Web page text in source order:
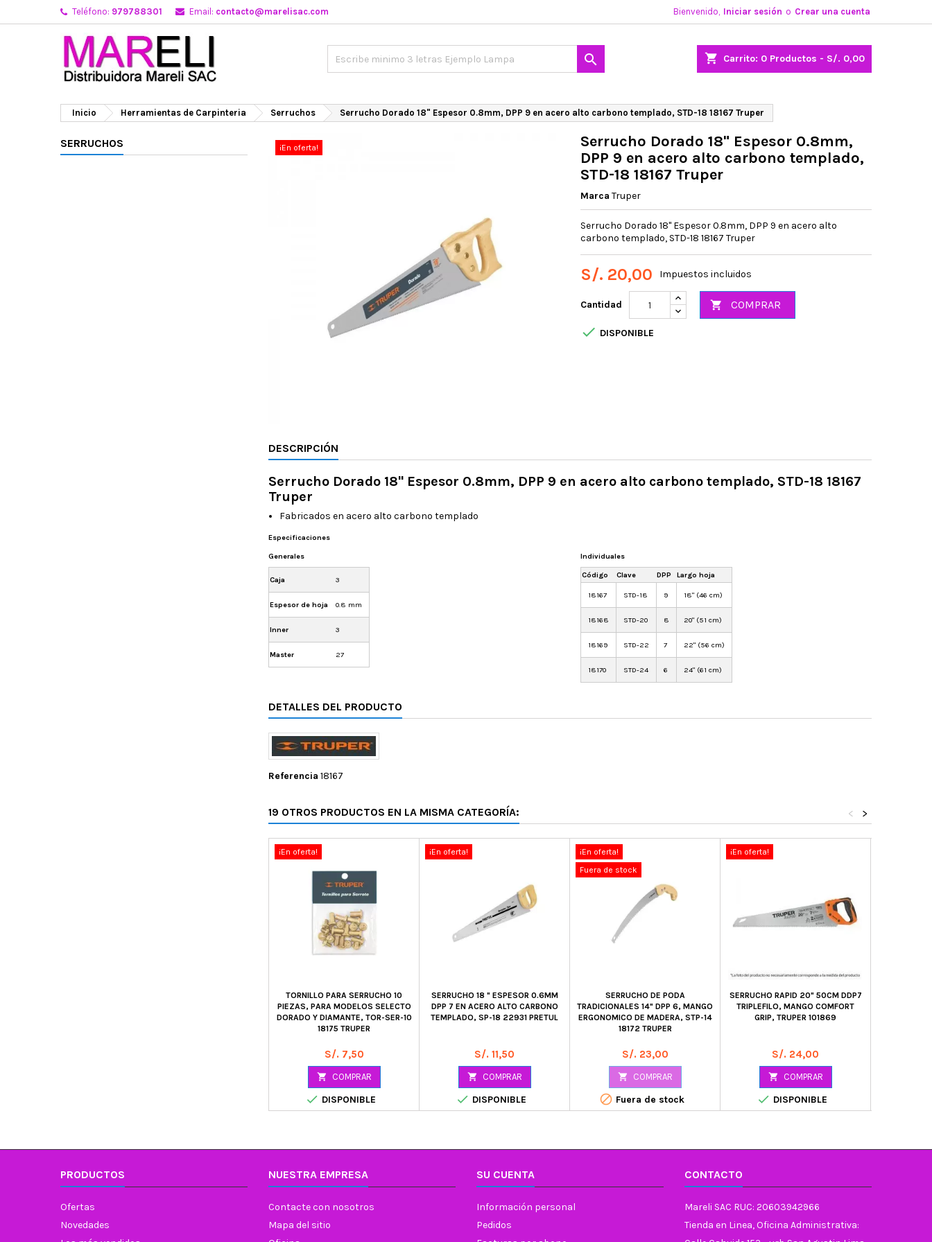
Teléfono: 979788301 Email: contacto@marelisac.com Bienvenido, Iniciar sesión o Crear una cuenta
shopping_cart Carrito: 0 Productos - S/. 0,00

Inicio Herramientas de Carpinteria Serruchos Serrucho Dorado 18" Espesor 0.8mm, DPP 9 en acero alto carbono templado, STD-18 18167 Truper
SERRUCHOS ¡En oferta!
Serrucho Dorado 18" Espesor 0.8mm,
DPP 9 en acero alto carbono templado,
STD-18 18167 Truper
Marca Truper
Serrucho Dorado 18" Espesor 0.8mm, DPP 9 en acero alto
carbono templado, STD-18 18167 Truper
S/. 20,00 Impuestos incluidos
Cantidad  COMPRAR
 DISPONIBLE
DESCRIPCIÓN
Serrucho Dorado 18" Espesor 0.8mm, DPP 9 en acero alto carbono templado, STD-18 18167
Truper
Fabricados en acero alto carbono templado
Especificaciones
Generales
Caja 3
Espesor de hoja 0.8 mm
Inner 3
Master 27
Individuales
Código Clave DPP Largo hoja
18167 STD-18 9 18" (46 cm)
18168 STD-20 8 20" (51 cm)
18169 STD-22 7 22" (56 cm)
18170 STD-24 6 24" (61 cm)
DETALLES DEL PRODUCTO
Referencia 18167
19 OTROS PRODUCTOS EN LA MISMA CATEGORÍA: >
<
¡En oferta!
TORNILLO PARA SERRUCHO 10
PIEZAS, PARA MODELOS SELECTO
DORADO Y DIAMANTE, TOR-SER-10
18175 TRUPER
Precio
S/. 7,50
 COMPRAR
 DISPONIBLE
¡En oferta!
SERRUCHO 18 " ESPESOR 0.6MM
DPP 7 EN ACERO ALTO CARBONO
TEMPLADO, SP-18 22931 PRETUL
Precio
S/. 11,50
 COMPRAR
 DISPONIBLE
¡En oferta!
Fuera de stock
SERRUCHO DE PODA
TRADICIONALES 14" DPP 6, MANGO
ERGONOMICO DE MADERA, STP-14
18172 TRUPER
Precio
S/. 23,00
 COMPRAR
 Fuera de stock
¡En oferta!
SERRUCHO RAPID 20" 50CM DDP7
TRIPLEFILO, MANGO COMFORT
GRIP, TRUPER 101869
Precio
S/. 24,00
 COMPRAR
 DISPONIBLE
PRODUCTOS
Ofertas
Novedades
NUESTRA EMPRESA
Contacte con nosotros
Mapa del sitio
SU CUENTA
Información personal
Pedidos
CONTACTO
Mareli SAC RUC: 20603942966
Tienda en Linea, Oficina Administrativa: